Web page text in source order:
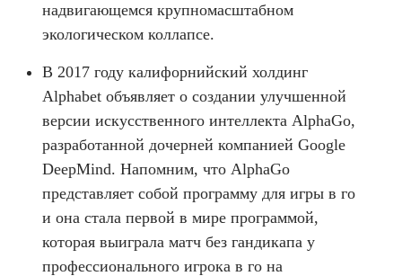
надвигающемся крупномасштабном
экологическом коллапсе.
В 2017 году калифорнийский холдинг
Alphabet объявляет о создании улучшенной
версии искусственного интеллекта AlphaGo,
разработанной дочерней компанией Google
DeepMind. Напомним, что AlphaGo
представляет собой программу для игры в го
и она стала первой в мире программой,
которая выиграла матч без гандикапа у
профессионального игрока в го на